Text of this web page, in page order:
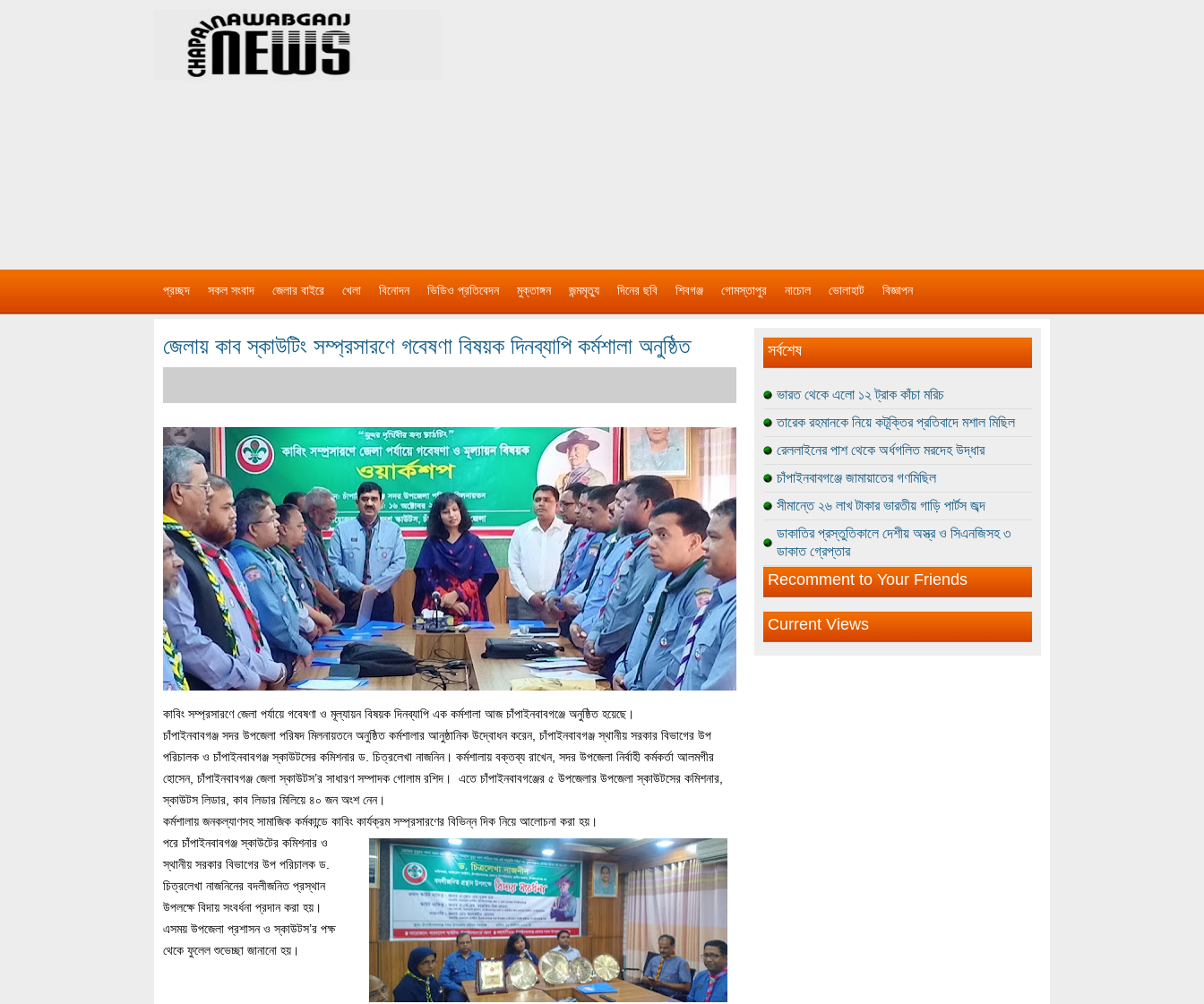
প্রচ্ছদ সকল সংবাদ জেলার বাইরে খেলা বিনোদন ভিডিও প্রতিবেদন মুক্তাঙ্গন জন্মমৃত্যু দিনের ছবি শিবগঞ্জ গোমস্তাপুর নাচোল ভোলাহাট বিজ্ঞাপন
জেলায় কাব স্কাউটিং সম্প্রসারণে গবেষণা বিষয়ক দিনব্যাপি কর্মশালা অনুষ্ঠিত
কাবিং সম্প্রসারণে জেলা পর্যায়ে গবেষণা ও মূল্যায়ন বিষয়ক দিনব্যাপি এক কর্মশালা আজ চাঁপাইনবাবগঞ্জে অনুষ্ঠিত হয়েছে।
চাঁপাইনবাবগঞ্জ সদর উপজেলা পরিষদ মিলনায়তনে অনুষ্ঠিত কর্মশালার আনুষ্ঠানিক উদ্বোধন করেন, চাঁপাইনবাবগঞ্জ স্থানীয় সরকার বিভাগের উপ
পরিচালক ও চাঁপাইনবাবগঞ্জ স্কাউটসের কমিশনার ড. চিত্রলেখা নাজনিন। কর্মশালায় বক্তব্য রাখেন, সদর উপজেলা নির্বাহী কর্মকর্তা আলমগীর
হোসেন, চাঁপাইনবাবগঞ্জ জেলা স্কাউটস’র সাধারণ সম্পাদক গোলাম রশিদ। এতে চাঁপাইনবাবগঞ্জের ৫ উপজেলার উপজেলা স্কাউটসের কমিশনার,
স্কাউটস লিডার, কাব লিডার মিলিয়ে ৪০ জন অংশ নেন।
কর্মশালায় জনকল্যাণসহ সামাজিক কর্মকান্ডে কাবিং কার্যক্রম সম্প্রসারণের বিভিন্ন দিক নিয়ে আলোচনা করা হয়।
পরে চাঁপাইনবাবগঞ্জ স্কাউটের কমিশনার ও
স্থানীয় সরকার বিভাগের উপ পরিচালক ড.
চিত্রলেখা নাজনিনের বদলীজনিত প্রস্থান
উপলক্ষে বিদায় সংবর্ধনা প্রদান করা হয়।
এসময় উপজেলা প্রশাসন ও স্কাউটস’র পক্ষ
থেকে ফুলেল শুভেচ্ছা জানানো হয়।
সর্বশেষ
ভারত থেকে এলো ১২ ট্রাক কাঁচা মরিচ
তারেক রহমানকে নিয়ে কটূক্তির প্রতিবাদে মশাল মিছিল
রেললাইনের পাশ থেকে অর্ধগলিত মরদেহ উদ্ধার
চাঁপাইনবাবগঞ্জে জামায়াতের গণমিছিল
সীমান্তে ২৬ লাখ টাকার ভারতীয় গাড়ি পার্টস জব্দ
ডাকাতির প্রস্তুতিকালে দেশীয় অস্ত্র ও সিএনজিসহ ৩
ডাকাত গ্রেপ্তার
Recomment to Your Friends
Current Views